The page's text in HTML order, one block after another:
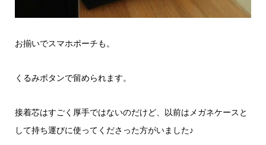
お揃いでスマホポーチも。
くるみボタンで留められます。
接着芯はすごく厚手ではないのだけど、以前はメガネケースと
して持ち運びに使ってくださった方がいました♪